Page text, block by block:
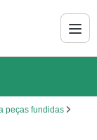
peças fundidas